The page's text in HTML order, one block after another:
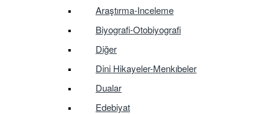
Araştırma-Inceleme
Biyografi-Otobiyografi
Diğer
Dini Hikayeler-Menkıbeler
Dualar
Edebiyat